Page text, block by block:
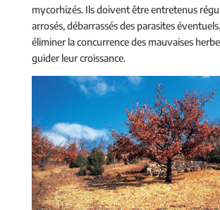
mycorhizés. Ils doivent être entretenus
arrosés, débarrassés des parasites
éliminer la concurrence des mauvaises
guider leur croissance.